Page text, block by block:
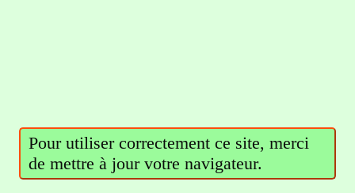
Pour utiliser correctement ce site, merci
de mettre à jour votre navigateur.